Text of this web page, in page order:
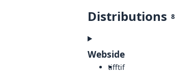
Distributions 8
Webside
tifftif